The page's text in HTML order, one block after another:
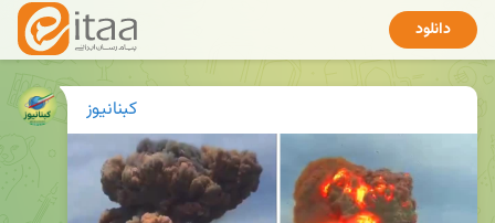
دانلود